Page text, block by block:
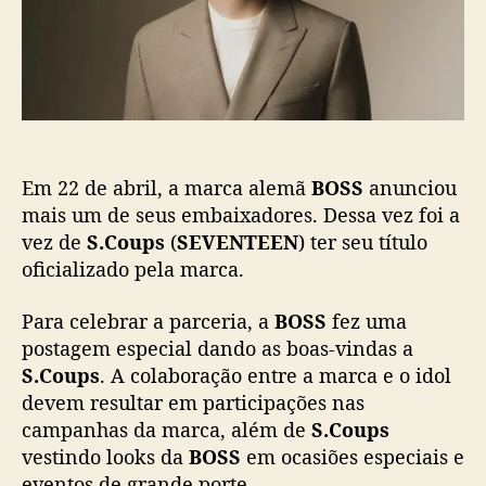
i
c
a
ç
ã
n
c
i
a
o
u
p
E
V
E
N
T
E
Em 22 de abril, a marca alemã BOSS anunciou
mais um de seus embaixadores. Dessa vez foi a
vez de S.Coups (SEVENTEEN) ter seu título
oficializado pela marca.
Para celebrar a parceria, a BOSS fez uma
postagem especial dando as boas-vindas a
S.Coups. A colaboração entre a marca e o idol
devem resultar em participações nas
campanhas da marca, além de S.Coups
vestindo looks da BOSS em ocasiões especiais e